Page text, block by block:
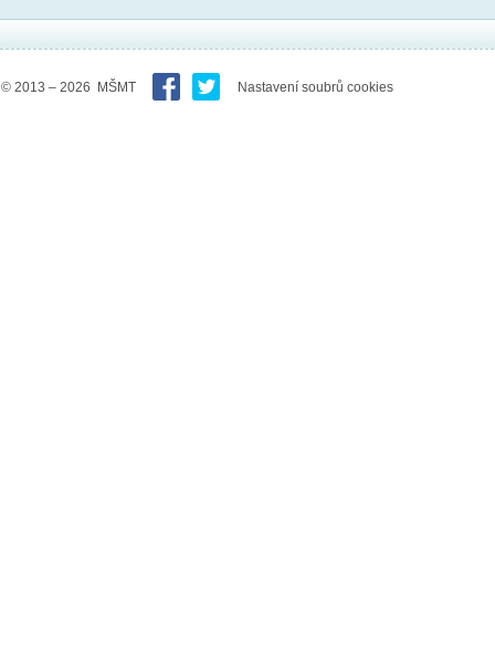
© 2013 – 2026 MŠMT Nastavení soubrů cookies